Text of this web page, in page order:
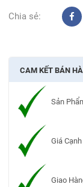
Chia sẻ:
CAM KẾT BÁN
Sản
Giá
Giao